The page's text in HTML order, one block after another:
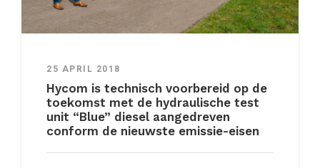
25 APRIL 2018
Hycom is technisch voorbereid op de
toekomst met de hydraulische test
unit “Blue” diesel aangedreven
conform de nieuwste emissie-eisen